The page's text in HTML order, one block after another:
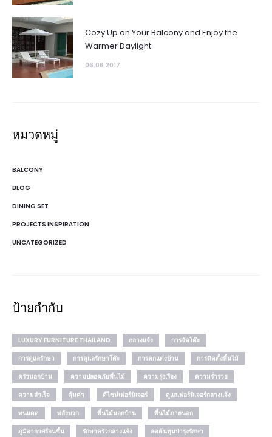
Cozy Up on Your Balcony and Enjoy the
Warmer Daylight
06.06 2017
หมวดหมู่
BALCONY
BLOG
DINING SET
PROJECTS INSPIRATION
UNCATEGORIZED
ป้ายกำกับ
LUXURY FURNITURE THAILAND กลางแจ้ง
การจัดโต๊ะ
การดูแลรักษา
การดูแลรักษาโต๊ะ การตกแต่งบ้าน
การติดตั้งพื้นไม้
ครัวนอกบ้าน
ความปลอดภัยพื้นไม้ ความรุ่งเรือง
ความร่ำรวย
ความสำเร็จ
คุ้มค่า ดีไซน์เฟอร์นิเจอร์
ดูแลเฟอร์นิเจอร์กลางแจ้ง
ทนแดด
พลังบวก พื้นไม้นอกบ้าน
พื้นไม้ภายนอก
ภูมิอากาศร้อนชื้น
รักษาครัวกลางแจ้ง
ลดต้นทุนบำรุงรักษา